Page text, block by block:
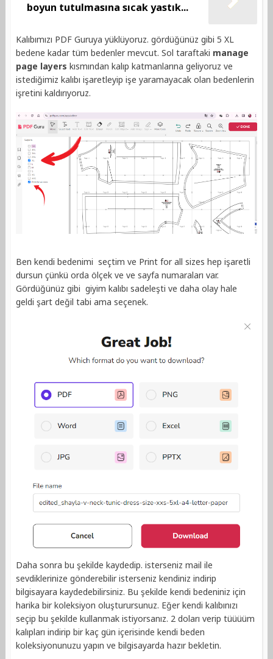
boyun tutulmasına sıcak yastık...
Kalıbımızı PDF Guruya yüklüyoruz. gördüğünüz gibi 5 XL
bedene kadar tüm bedenler mevcut. Sol taraftaki manage
page layers kısmından kalıp katmanlarına geliyoruz ve
istediğimiz kalıbı işaretleyip işe yaramayacak olan bedenlerin
işretini kaldırıyoruz.
Ben kendi bedenimi seçtim ve Print for all sizes hep işaretli
dursun çünkü orda ölçek ve ve sayfa numaraları var.
Gördüğünüz gibi giyim kalıbı sadeleşti ve daha olay hale
geldi şart değil tabi ama seçenek.
Daha sonra bu şekilde kaydedip. isterseniz mail ile
sevdiklerinize gönderebilir isterseniz kendiniz indirip
bilgisayara kaydedebilirsiniz. Bu şekilde kendi bedeniniz için
harika bir koleksiyon oluşturursunuz. Eğer kendi kalıbınızı
seçip bu şekilde kullanmak istiyorsanız. 2 doları verip tüüüüm
kalıpları indirip bir kaç gün içerisinde kendi beden
koleksiyonunuzu yapın ve bilgisayarda hazır bekletin.